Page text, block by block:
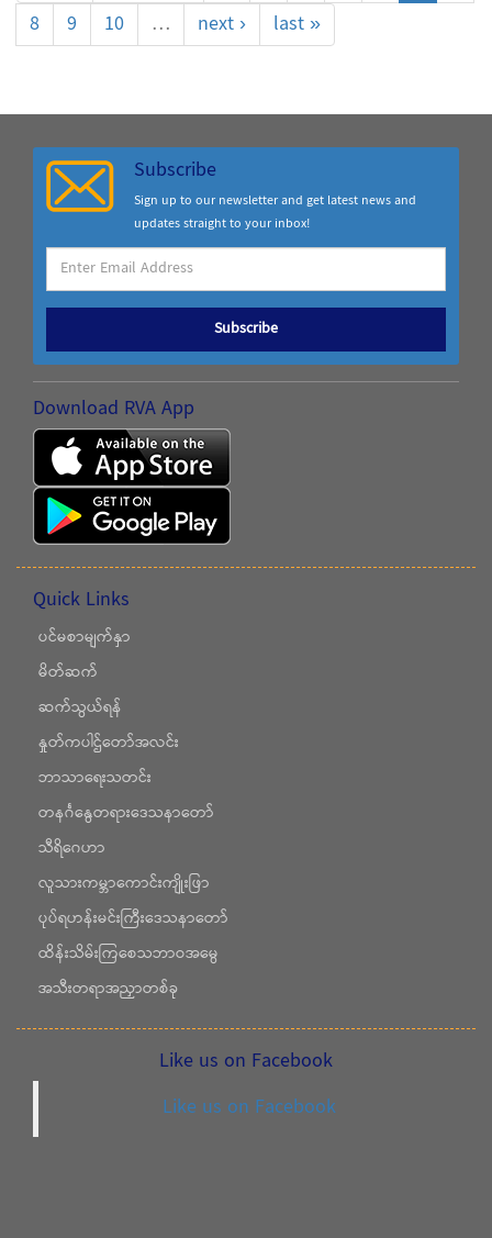
8
9 10 … next › last »
Subscribe
Sign up to our newsletter and get latest news and
updates straight to your inbox!
Subscribe
Download RVA App
Quick Links
ပင်မစာမျက်နှာ
မိတ်ဆက်
ဆက်သွယ်ရန်
နှုတ်ကပါဌ်တော်အလင်း
ဘာသာရေးသတင်း
တနင်္ဂနွေတရားဒေသနာတော်
သီရိဂေဟာ
လူသားကမ္ဘာကောင်းကျိုးဖြာ
ပုပ်ရဟန်းမင်းကြီးဒေသနာတော်
ထိန်းသိမ်းကြစေသဘာဝအမွေ
အသီးတရာအညှာတစ်ခု
Like us on Facebook
Like us on Facebook